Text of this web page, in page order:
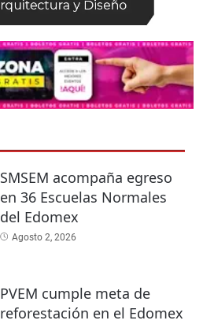
SMSEM acompaña egreso
en 36 Escuelas Normales
del Edomex
Agosto 2, 2026
PVEM cumple meta de
reforestación en el Edomex